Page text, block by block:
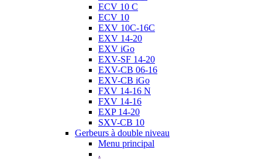
ECV 10 C
ECV 10
EXV 10C-16C
EXV 14-20
EXV iGo
EXV-SF 14-20
EXV-CB 06-16
EXV-CB iGo
FXV 14-16 N
FXV 14-16
EXP 14-20
SXV-CB 10
Gerbeurs à double niveau
Menu principal
.